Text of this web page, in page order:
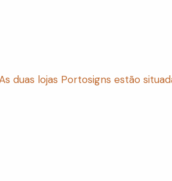
duas lojas Portosigns estão